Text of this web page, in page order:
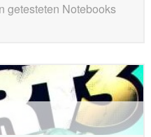
getesteten Notebooks